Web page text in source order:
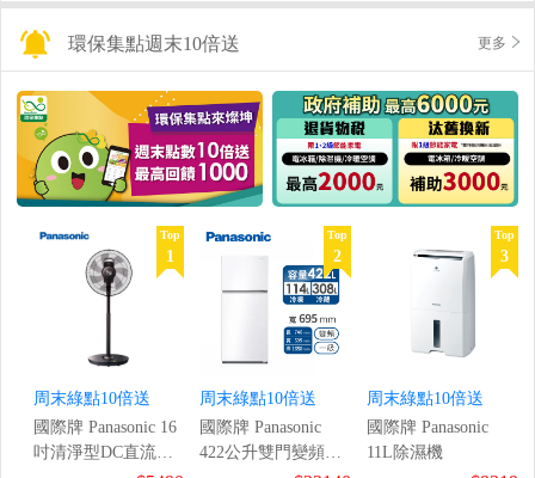
環保集點週末10倍送 更多
Top
1
周末綠點10倍送
國際牌 Panasonic 16
吋清淨型DC直流風
Top
2
周末綠點10倍送
國際牌 Panasonic
422公升雙門變頻冰
Top
3
周末綠點10倍送
國際牌 Panasonic
11L除濕機